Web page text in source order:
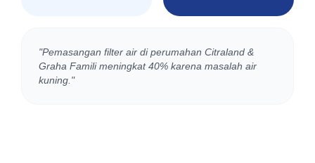
"Pemasangan filter air di perumahan Citraland &
Graha Famili meningkat 40% karena masalah air
kuning."